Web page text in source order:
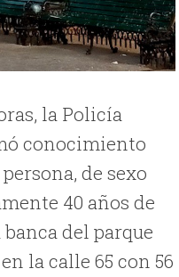
la Policía
conocimiento
de sexo
40 años de
del parque
la calle 65 con 56